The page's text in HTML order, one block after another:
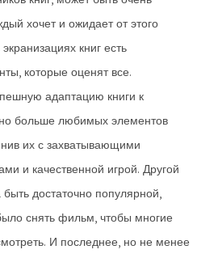
хочет и ожидает от этого
книг есть
которые оценят все.
адаптацию книги к
больше любимых элементов
их с захватывающими
и качественной игрой. Другой
достаточно популярной,
снять фильм, чтобы многие
И последнее, но не менее